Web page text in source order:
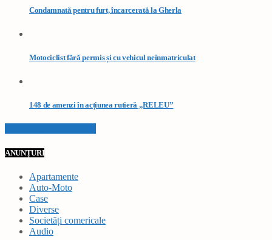
Condamnată pentru furt, încarcerată la Gherla
Motociclist fără permis și cu vehicul neînmatriculat
148 de amenzi în acțiunea rutieră „RELEU”
ANUNȚURI
Apartamente
Auto-Moto
Case
Diverse
Societăți comericale
Audio